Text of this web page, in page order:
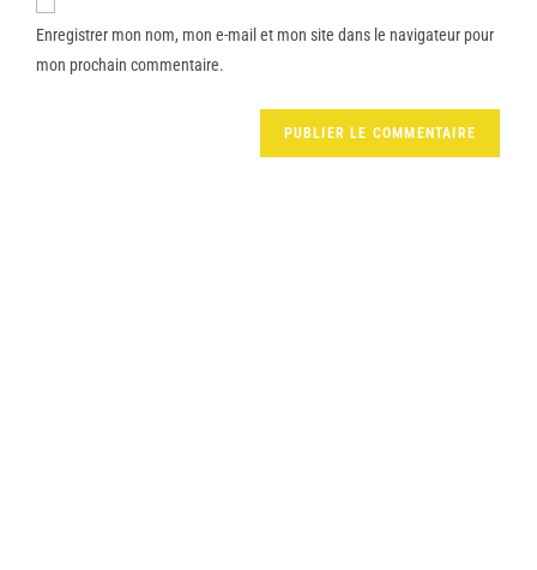
Enregistrer mon nom, mon e-mail et mon site dans le navigateur pour
mon prochain commentaire.